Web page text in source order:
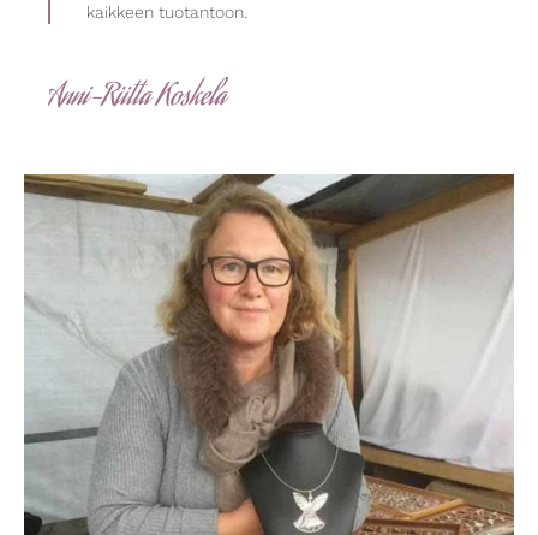
kaikkeen tuotantoon.
Anni-Riitta Koskela